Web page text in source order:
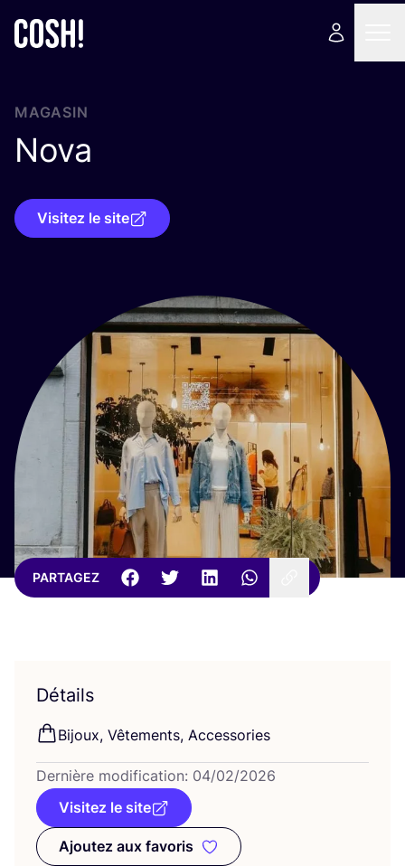
MAGASIN
Nova
Visitez le site
PARTAGEZ
Détails
Bijoux, Vête­ments, Accessories
Der­nière modi­fi­ca­tion: 04/02/2026
Visitez le site
Ajoutez aux favoris
Ajoutez aux favoris